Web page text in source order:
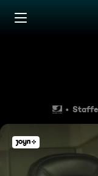
Zum Inhalt